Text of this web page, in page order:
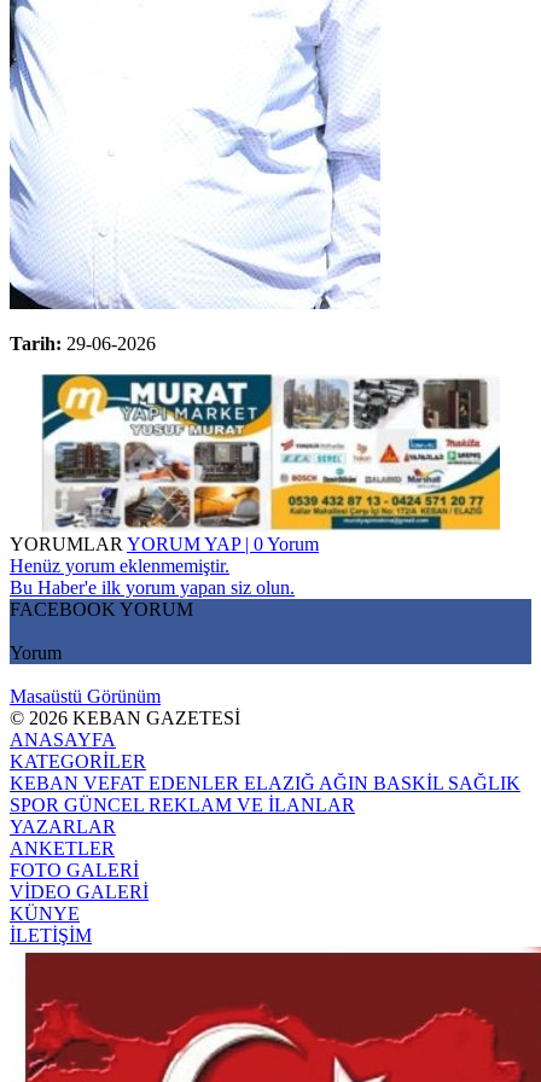
Tarih: 29-06-2026
YORUMLAR YORUM YAP | 0 Yorum
Henüz yorum eklenmemiştir.
Bu Haber'e ilk yorum yapan siz olun.
FACEBOOK YORUM
Yorum
Masaüstü Görünüm
© 2026 KEBAN GAZETESİ
ANASAYFA
KATEGORİLER
KEBAN VEFAT EDENLER ELAZIĞ AĞIN BASKİL SAĞLIK
SPOR GÜNCEL REKLAM VE İLANLAR
YAZARLAR
ANKETLER
FOTO GALERİ
VİDEO GALERİ
KÜNYE
İLETİŞİM